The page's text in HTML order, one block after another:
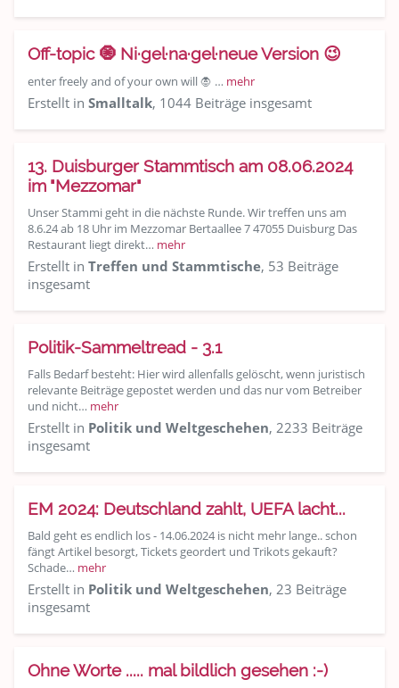
Off-topic 🧿 Ni·gel·na·gel·neue Version 😉
enter freely and of your own will 🧛 … mehr
Erstellt in Smalltalk, 1044 Beiträge insgesamt
13. Duisburger Stammtisch am 08.06.2024
im "Mezzomar"
Unser Stammi geht in die nächste Runde. Wir treffen uns am
8.6.24 ab 18 Uhr im Mezzomar Bertaallee 7 47055 Duisburg Das
Restaurant liegt direkt… mehr
Erstellt in Treffen und Stammtische, 53 Beiträge
insgesamt
Politik-Sammeltread - 3.1
Falls Bedarf besteht: Hier wird allenfalls gelöscht, wenn juristisch
relevante Beiträge gepostet werden und das nur vom Betreiber
und nicht… mehr
Erstellt in Politik und Weltgeschehen, 2233 Beiträge
insgesamt
EM 2024: Deutschland zahlt, UEFA lacht...
Bald geht es endlich los - 14.06.2024 is nicht mehr lange.. schon
fängt Artikel besorgt, Tickets geordert und Trikots gekauft?
Schade… mehr
Erstellt in Politik und Weltgeschehen, 23 Beiträge
insgesamt
Ohne Worte ..... mal bildlich gesehen :-)